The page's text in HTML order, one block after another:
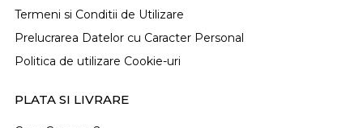
Termeni si Conditii de Utilizare
Prelucrarea Datelor cu Caracter Personal
Politica de utilizare Cookie-uri
PLATA SI LIVRARE